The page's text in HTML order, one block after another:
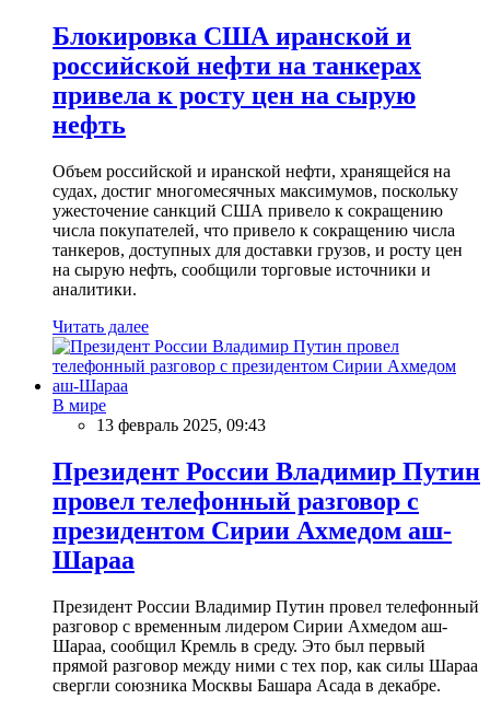
Блокировка США иранской и
российской нефти на танкерах
привела к росту цен на сырую
нефть
Объем российской и иранской нефти, хранящейся на
судах, достиг многомесячных максимумов, поскольку
ужесточение санкций США привело к сокращению
числа покупателей, что привело к сокращению числа
танкеров, доступных для доставки грузов, и росту цен
на сырую нефть, сообщили торговые источники и
аналитики.
Читать далее
В мире
13 февраль 2025, 09:43
Президент России Владимир Путин
провел телефонный разговор с
президентом Сирии Ахмедом аш-
Шараа
Президент России Владимир Путин провел телефонный
разговор с временным лидером Сирии Ахмедом аш-
Шараа, сообщил Кремль в среду. Это был первый
прямой разговор между ними с тех пор, как силы Шараа
свергли союзника Москвы Башара Асада в декабре.